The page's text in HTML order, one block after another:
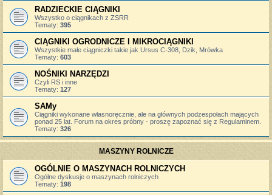
RADZIECKIE CIĄGNIKI
Wszystko o ciągnikach z ZSRR
Tematy: 395
CIĄGNIKI OGRODNICZE I MIKROCIĄGNIKI
Wszystkie małe ciągniczki takie jak Ursus C-308, Dzik, Mrówka
Tematy: 603
NOŚNIKI NARZĘDZI
Czyli RS i inne
Tematy: 127
SAMy
Ciągniki wykonane własnoręcznie, ale na głównych podzespołach mających
ponad 25 lat. Forum na okres próbny - proszę zapoznać się z Regulaminem.
Tematy: 326
MASZYNY ROLNICZE
OGÓLNIE O MASZYNACH ROLNICZYCH
Ogólne dyskusje o maszynach rolniczych
Tematy: 198